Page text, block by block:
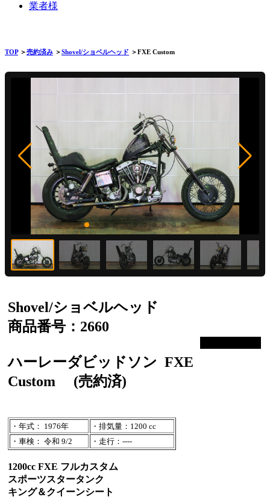
業者様
TOP＞売約済み ＞Shovel/ショベルヘッド ＞FXE Custom
Shovel/ショベルヘッド
商品番号：2660
ハーレーダビッドソン FXE
Custom
(売約済)
・年式： 1976年
・排気量：1200 cc
・車検： 令和 9/2
・走行：----
1200cc FXE フルカスタム
スポーツスタータンク
キング＆クイーンシート